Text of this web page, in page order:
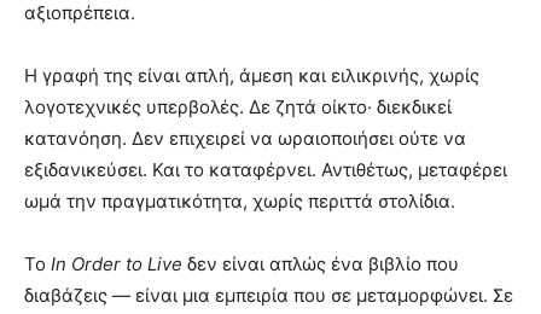
αξιοπρέπεια.
Η γραφή της είναι απλή, άμεση και ειλικρινής, χωρίς
λογοτεχνικές υπερβολές. Δε ζητά οίκτο· διεκδικεί
κατανόηση. Δεν επιχειρεί να ωραιοποιήσει ούτε να
εξιδανικεύσει. Και το καταφέρνει. Αντιθέτως, μεταφέρει
ωμά την πραγματικότητα, χωρίς περιττά στολίδια.
Το In Order to Live δεν είναι απλώς ένα βιβλίο που
διαβάζεις — είναι μια εμπειρία που σε μεταμορφώνει. Σε